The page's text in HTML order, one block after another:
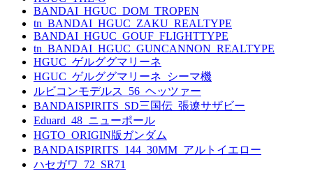
BANDAI_HGUC_DOM_TROPEN
tn_BANDAI_HGUC_ZAKU_REALTYPE
BANDAI_HGUC_GOUF_FLIGHTTYPE
tn_BANDAI_HGUC_GUNCANNON_REALTYPE
HGUC_ゲルググマリーネ
HGUC_ゲルググマリーネ_シーマ機
ルビコンモデルス_56_ヘッツァー
BANDAISPIRITS_SD三国伝_張遼サザビー
Eduard_48_ニューポール
HGTO_ORIGIN版ガンダム
BANDAISPIRITS_144_30MM_アルトイエロー
ハセガワ_72_SR71